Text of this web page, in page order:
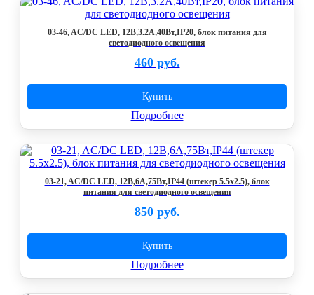
03-46, AC/DC LED, 12В,3.2А,40Вт,IP20, блок питания для
светодиодного освещения
460 руб.
Купить
Подробнее
03-21, AC/DC LED, 12В,6A,75Вт,IP44 (штекер 5.5х2.5), блок
питания для светодиодного освещения
850 руб.
Купить
Подробнее